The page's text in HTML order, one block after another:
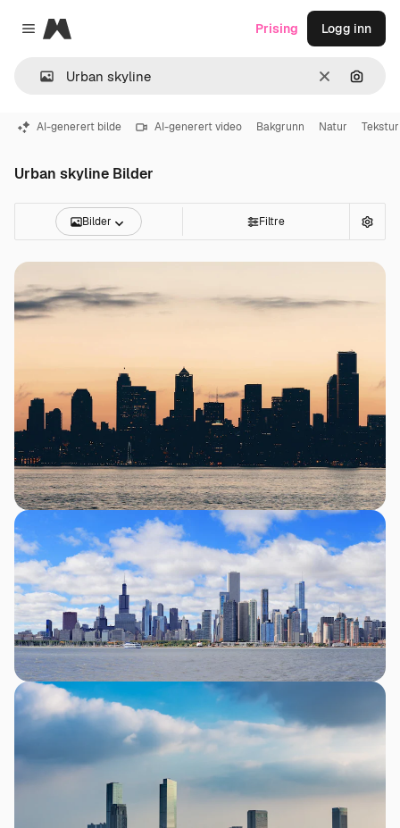
Close menu
Magnific
Slett Søk
Prising Logg inn
AI-generert bilde AI-generert video Bakgrunn Natur Tekstur
Urban skyline Bilder
Bilder Filtre